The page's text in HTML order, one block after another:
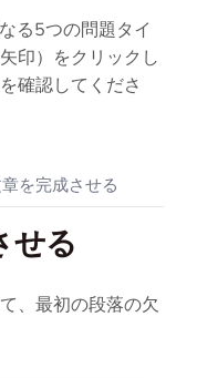
る5つの問題タイ
印）をクリックし
確認してくださ
せる
、最初の段落の欠
を完成させる